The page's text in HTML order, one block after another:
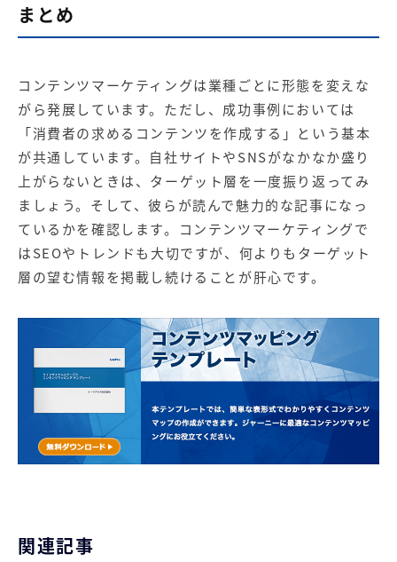
まとめ
コンテンツマーケティングは業種ごとに形態を変えな
がら発展しています。ただし、成功事例においては
「消費者の求めるコンテンツを作成する」という基本
が共通しています。自社サイトやSNSがなかなか盛り
上がらないときは、ターゲット層を一度振り返ってみ
ましょう。そして、彼らが読んで魅力的な記事になっ
ているかを確認します。コンテンツマーケティングで
はSEOやトレンドも大切ですが、何よりもターゲット
層の望む情報を掲載し続けることが肝心です。
関連記事